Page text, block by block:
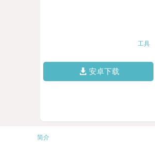
工具
安卓下载
简介